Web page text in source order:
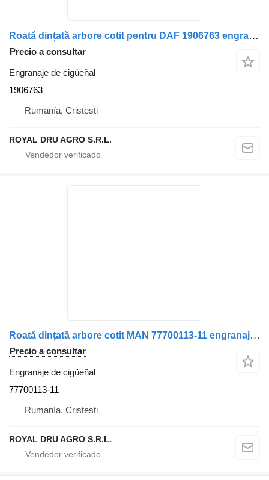
Roată dințată arbore cotit pentru DAF 1906763 engranaje de cigüeñal para camión
Precio a consultar
Engranaje de cigüeñal
1906763
Rumanía, Cristesti
ROYAL DRU AGRO S.R.L.
Roată dințată arbore cotit MAN 77700113-11 engranaje de cigüeñal para camión
Precio a consultar
Engranaje de cigüeñal
77700113-11
Rumanía, Cristesti
ROYAL DRU AGRO S.R.L.